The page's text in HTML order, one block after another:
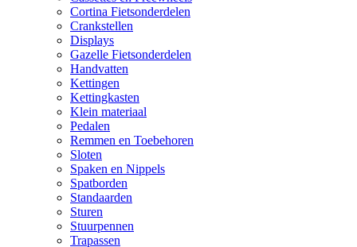
Cortina Fietsonderdelen
Crankstellen
Displays
Gazelle Fietsonderdelen
Handvatten
Kettingen
Kettingkasten
Klein materiaal
Pedalen
Remmen en Toebehoren
Sloten
Spaken en Nippels
Spatborden
Standaarden
Sturen
Stuurpennen
Trapassen